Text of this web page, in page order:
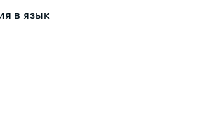
в язык